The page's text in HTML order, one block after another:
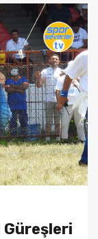
Güreşleri